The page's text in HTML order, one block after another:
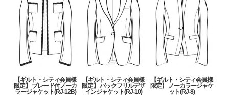
【ギルト・シティ会員様
限定】 ブレード付ノーカ
ラージャケット(RJ-12B)
【ギルト・シティ会員様
限定】 バックフリルデザ
インジャケット(RJ-10)
【ギルト・シティ会員様
限定】 ノーカラージャケ
ット(RJ-8)